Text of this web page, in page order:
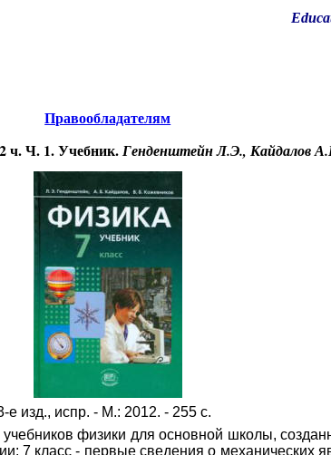
Правообладателям
ч. Ч. 1. Учебник.Генденштейн Л.Э., Кайдалов
е изд., испр. - М.: 2012. - 255 с.
физики для основной школы,
7 класс - первые сведения о механических